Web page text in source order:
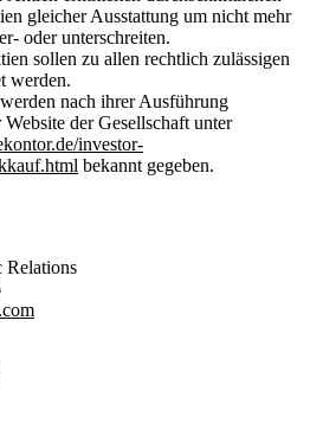
gleicher Ausstattung um nicht mehr
oder unterschreiten.
sollen zu allen rechtlich zulässigen
werden.
nach ihrer Ausführung
der Gesellschaft unter
investor-
bekannt gegeben.
Relations